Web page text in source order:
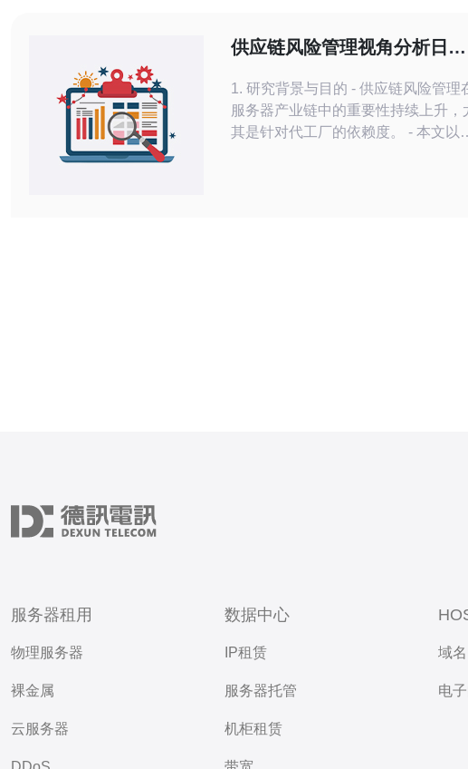
运行。服务器采用高性能硬件配置，
备强大的处理器和大容量存储
供应链风险管理视角分析日本
1. 研究背景与目的 - 供应链风险管理
服务器产业链中的重要性持续上升，
其是针对代工厂的依赖度。 - 本文以
服务器租用
物理服务器
裸金属
云服务器
数据中心
IP租赁
服务器托管
机柜租赁
域名
电